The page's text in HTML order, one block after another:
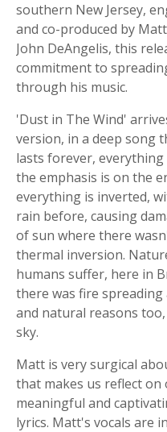
southern New Jersey,
and co-produced by
John DeAngelis, this
commitment to
through his music.
'Dust in The Wind'
version, in a deep song
lasts forever,
the emphasis is on the
everything is inverted,
rain before, causing
of sun where there
thermal inversion.
humans suffer, here in
there was fire
and natural reasons
sky.
Matt is very surgical
that makes us reflect
meaningful and
lyrics. Matt's vocals are